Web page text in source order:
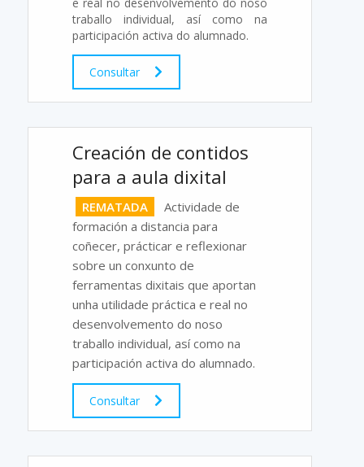
traballo individual, así como na
participación activa do alumnado.
Consultar
Creación de contidos
para a aula dixital
REMATADA
Actividade de
formación a distancia para
coñecer, prácticar e reflexionar
sobre un conxunto de
ferramentas dixitais que aportan
unha utilidade práctica e real no
desenvolvemento do noso
traballo individual, así como na
participación activa do alumnado.
Consultar